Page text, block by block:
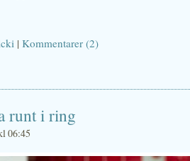
| Kommentarer (2)
runt i ring
06:45